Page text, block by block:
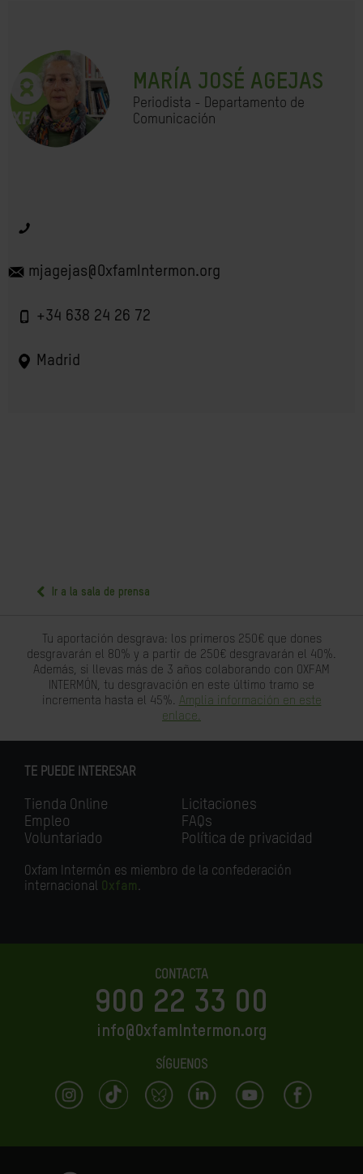
MARÍA JOSÉ AGEJAS
Periodista - Departamento de
Comunicación
mjagejas@OxfamIntermon.org
+34 638 24 26 72
Madrid
Ir a la sala de prensa
Tu aportación desgrava: los primeros 250€ que dones
desgravarán el 80% y a partir de 250€ desgravarán el 40%.
Además, si llevas más de 3 años colaborando con OXFAM
INTERMÓN, tu desgravación en este último tramo se
incrementa hasta el 45%. Amplia información en este
enlace.
TE PUEDE INTERESAR
Tienda Online
Empleo
Voluntariado
Licitaciones
FAQs
Política de privacidad
Oxfam Intermón es miembro de la confederación
internacional Oxfam.
CONTACTA
900 22 33 00
info@OxfamIntermon.org
SÍGUENOS